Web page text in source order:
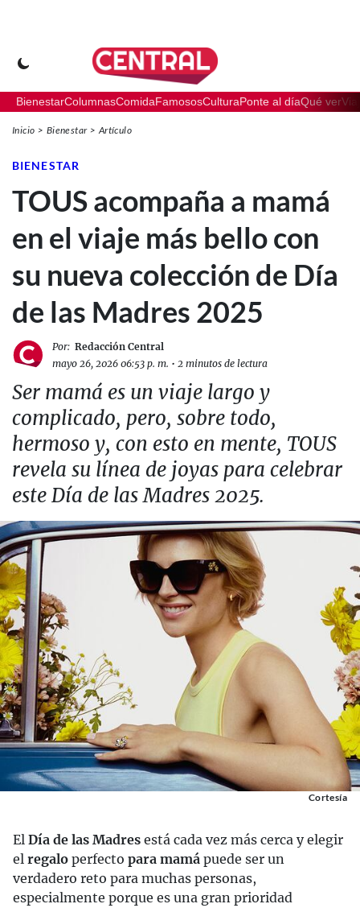
BienestarColumnasComidaFamososCulturaPonte al díaQué ver
Inicio Bienestar Artículo
BIENESTAR
TOUS acompaña a mamá
en el viaje más bello con
su nueva colección de Día
de las Madres 2025
Por: Redacción Central
mayo 26, 2026 06:53 p. m. • 2 minutos de lectura
Ser mamá es un viaje largo y
complicado, pero, sobre todo,
hermoso y, con esto en mente, TOUS
revela su línea de joyas para celebrar
este Día de las Madres 2025.
Cortesía
El Día de las Madres está cada vez más cerca y elegir
el regalo perfecto para mamá puede ser un
verdadero reto para muchas personas,
especialmente porque es una gran prioridad